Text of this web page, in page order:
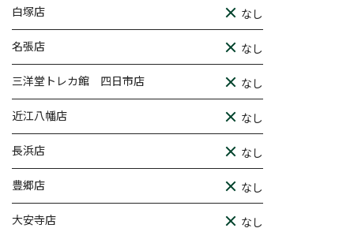
白塚店 なし
名張店 なし
三洋堂トレカ館 四日市店 なし
近江八幡店 なし
長浜店 なし
豊郷店 なし
大安寺店 なし